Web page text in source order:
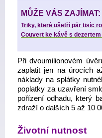
MŮŽE VÁS ZAJÍMAT:
Triky, které ušetří pár tisíc
Couvert ke kávě s
Při dvoumilionovém
zaplatit jen na úrocích
náklady na splátky
poplatky za uzavření
pořízení odhadu, který
zdraží o dalších 5 až 10
Životní nutnost